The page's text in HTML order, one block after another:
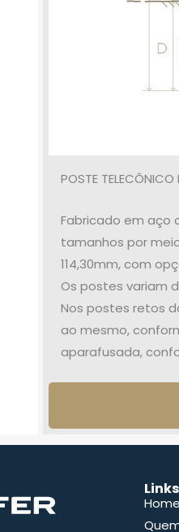
POSTE TELECÔNICO
Fabricado em aço
tamanhos por
114,30mm, com
Os postes variam
Nos postes retos
ao mesmo,
aparafusada,
Home